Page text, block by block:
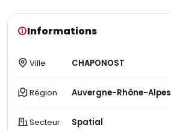
Informations
Ville CHAPONOST
Région Auvergne-Rhône-Alpes
Secteur Spatial